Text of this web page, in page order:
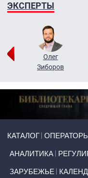
ЭКСПЕРТЫ
Олег
Зиборов
КАТАЛОГ ОПЕРАТОРЫ
АНАЛИТИКА
ЗАРУБЕЖЬЕ